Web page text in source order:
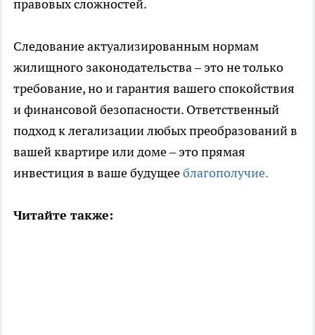
правовых сложностей.
Следование актуализированным нормам
жилищного законодательства – это не только
требование, но и гарантия вашего спокойствия
и финансовой безопасности. Ответственный
подход к легализации любых преобразований в
вашей квартире или доме – это прямая
инвестиция в ваше будущееблагополучие.
Читайте также: